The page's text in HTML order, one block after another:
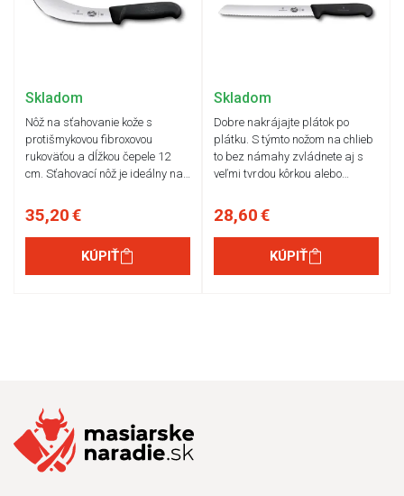
Skladom
Nôž na sťahovanie kože s
protišmykovou fibroxovou
rukoväťou a dĺžkou čepele 12
cm. Sťahovací nôž je ideálny na…
35,20 €
KÚPIŤ
Skladom
Dobre nakrájajte plátok po
plátku. S týmto nožom na chlieb
to bez námahy zvládnete aj s
veľmi tvrdou kôrkou alebo…
28,60 €
KÚPIŤ